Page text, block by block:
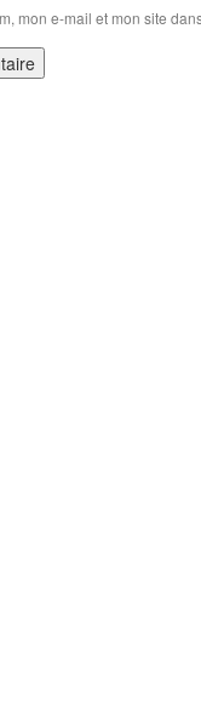
mon e-mail et mon site